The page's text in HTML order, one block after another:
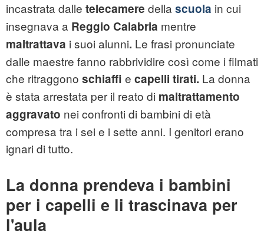
incastrata dalle telecamere della scuola in cui
insegnava a Reggio Calabria mentre
maltrattava i suoi alunni. Le frasi pronunciate
dalle maestre fanno rabbrividire così come i filmati
che ritraggono schiaffi e capelli tirati. La donna
è stata arrestata per il reato di maltrattamento
aggravato nei confronti di bambini di età
compresa tra i sei e i sette anni. I genitori erano
ignari di tutto.
La donna prendeva i bambini
per i capelli e li trascinava per
l'aula